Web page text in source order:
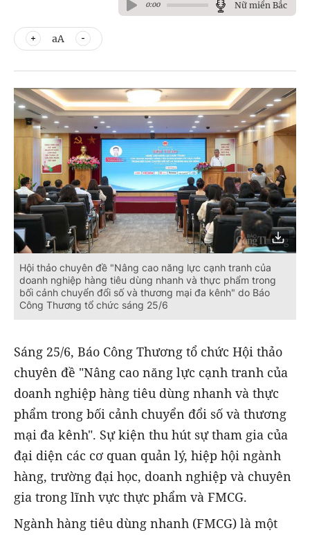
0:00 Nữ miền Bắc
aA
Hội thảo chuyên đề "Nâng cao năng lực cạnh tranh của
doanh nghiệp hàng tiêu dùng nhanh và thực phẩm trong
bối cảnh chuyển đổi số và thương mại đa kênh" do Báo
Công Thương tổ chức sáng 25/6
Sáng 25/6, Báo Công Thương tổ chức Hội thảo
chuyên đề "Nâng cao năng lực cạnh tranh của
doanh nghiệp hàng tiêu dùng nhanh và thực
phẩm trong bối cảnh chuyển đổi số và thương
mại đa kênh". Sự kiện thu hút sự tham gia của
đại diện các cơ quan quản lý, hiệp hội ngành
hàng, trường đại học, doanh nghiệp và chuyên
gia trong lĩnh vực thực phẩm và FMCG.
Ngành hàng tiêu dùng nhanh (FMCG) là một